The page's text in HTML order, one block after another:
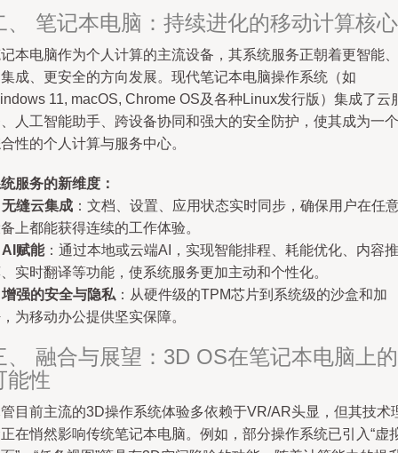
、 笔记本电脑：持续进化的移动计算核心
本电脑作为个人计算的主流设备，其系统服务正朝着更智能、
成、更安全的方向发展。现代笔记本电脑操作系统（如
11, macOS, Chrome OS及各种Linux发行版）集成了云
人工智能助手、跨设备协同和强大的安全防护，使其成为一个
性的个人计算与服务中心。
服务的新维度：
无缝云集成 ：文档、设置、应用状态实时同步，确保用户在任
上都能获得连续的工作体验。
AI赋能：通过本地或云端AI，实现智能排程、耗能优化、内容推
实时翻译等功能，使系统服务更加主动和个性化。
增强的安全与隐私 ：从硬件级的TPM芯片到系统级的沙盒和加
为移动办公提供坚实保障。
、 融合与展望：3D OS在笔记本电脑上的
能性
目前主流的3D操作系统体验多依赖于VR/AR头显，但其技术
在悄然影响传统笔记本电脑。例如，部分操作系统已引入“虚